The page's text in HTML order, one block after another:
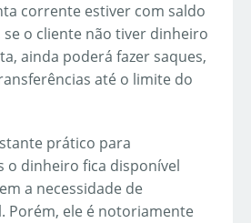
corrente estiver com saldo
se o cliente não tiver dinheiro
ainda poderá fazer saques,
até o limite do
prático para
o dinheiro fica disponível
a necessidade de
Porém, ele é notoriamente